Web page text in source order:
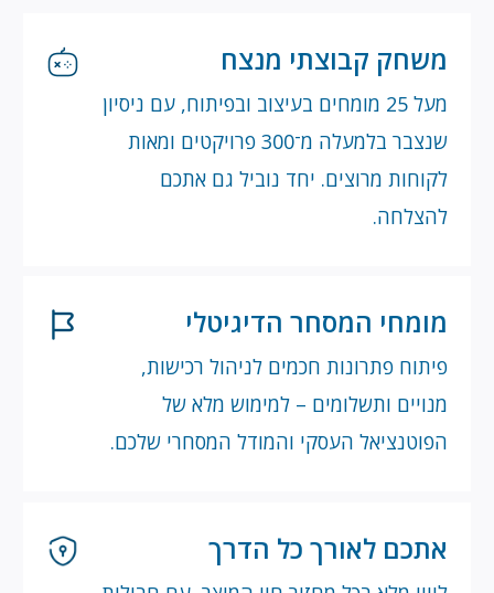
קבוצתי מנצח
מעל 25 מומחים בעיצוב ובפיתוח, עם ניסיון
שנצבר בלמעלה מ־300 פרויקטים ומאות
מרוצים. יחד נוביל גם אתכם
המסחר הדיגיטלי
פתרונות חכמים לניהול רכישות,
ותשלומים – למימוש מלא של
העסקי והמודל המסחרי שלכם.
לאורך כל הדרך